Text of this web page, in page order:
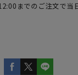
までのご注文で当